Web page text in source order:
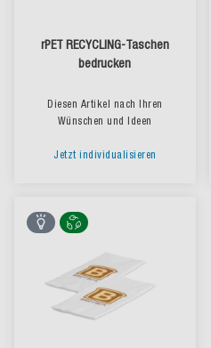
rPET RECYCLING-Taschen
bedrucken
Diesen Artikel nach Ihren
Wünschen und Ideen
Jetzt individualisieren